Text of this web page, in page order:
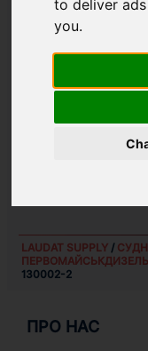
to deliver
you.
НОМЕР
ЗАПЧАСТИНИ
LAUDAT SUPPLY/
130002-2
ПРО НАС